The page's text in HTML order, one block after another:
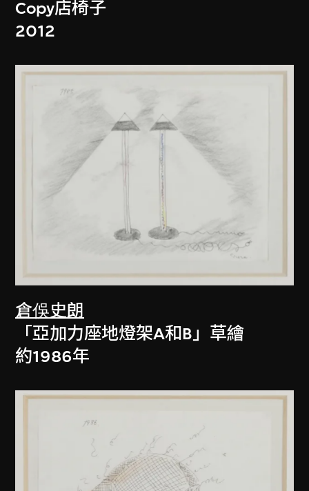
Copy店椅子
2012
倉俁史朗
「亞加力座地燈架A和B」草繪
約1986年